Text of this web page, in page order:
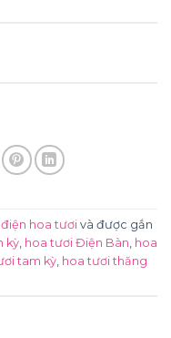
hoa tươi và được gắn
kỳ, hoa tươi Điện Bàn hoa
tam kỳ, hoa tươi thăng